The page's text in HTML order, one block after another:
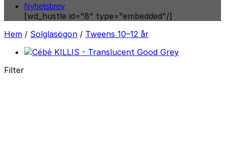
Nyhetsbrev
[wd_hustle id="8" type="embedded"/]
Hem / Solglasögon / Tweens 10–12 år
Filter